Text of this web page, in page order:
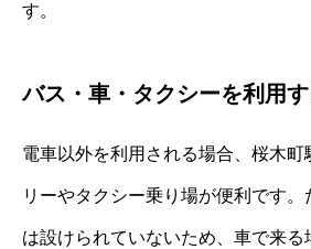
す。
バス・車・タクシーを利用
電車以外を利用される場合、桜木町
リーやタクシー乗り場が便利です
は設けられていないため、車で来る